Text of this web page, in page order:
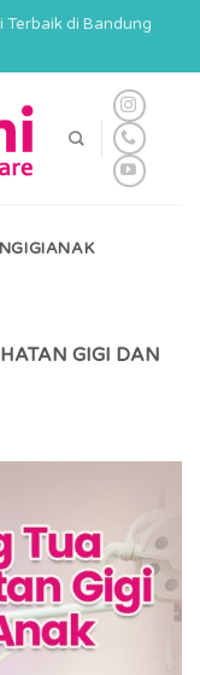
Terbaik di Bandung
GIGI DAN